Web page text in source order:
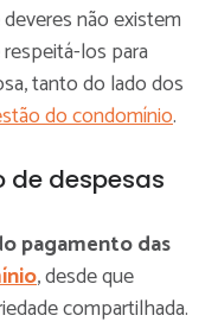
não existem
los para
tanto do lado dos
do condomínio.
de despesas
pagamento das
, desde que
compartilhada.